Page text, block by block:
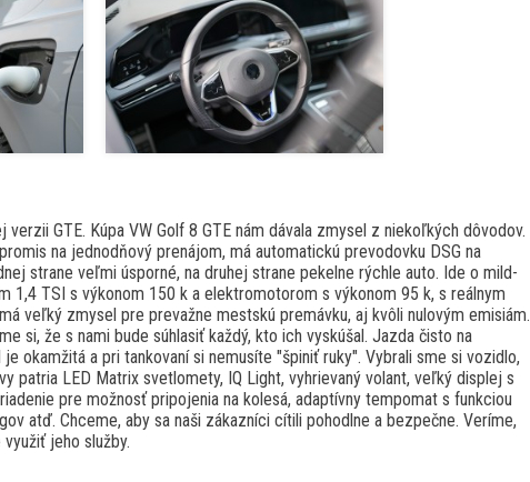
GTE. Kúpa VW Golf 8 GTE nám dávala zmysel z niekoľkých dôvodov.
na jednodňový prenájom, má automatickú prevodovku DSG na
strane veľmi úsporné, na druhej strane pekelne rýchle auto. Ide o mild-
1,4 TSI s výkonom 150 k a elektromotorom s výkonom 95 k, s reálnym
veľký zmysel pre prevažne mestskú premávku, aj kvôli nulovým emisiám.
si, že s nami bude súhlasiť každý, kto ich vyskúšal. Jazda čisto na
okamžitá a pri tankovaní si nemusíte "špiniť ruky". Vybrali sme si vozidlo,
patria LED Matrix svetlomety, IQ Light, vyhrievaný volant, veľký displej s
pre možnosť pripojenia na kolesá, adaptívny tempomat s funkciou
atď. Chceme, aby sa naši zákazníci cítili pohodlne a bezpečne. Veríme,
jeho služby.